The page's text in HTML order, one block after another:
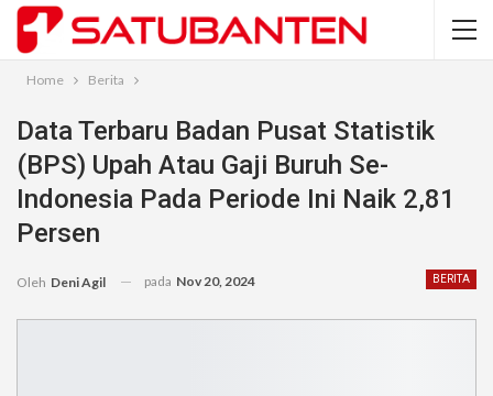
Home Berita
Data Terbaru Badan Pusat Statistik
(BPS) Upah Atau Gaji Buruh Se-
Indonesia Pada Periode Ini Naik 2,81
Persen
BERITA
Oleh Deni Agil pada Nov 20, 2024